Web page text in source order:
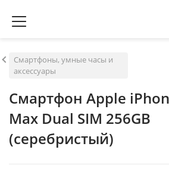
Смартфоны, умные часы и
аксессуары
Смартфон Apple
Max Dual SIM 256GB
(серебристый)